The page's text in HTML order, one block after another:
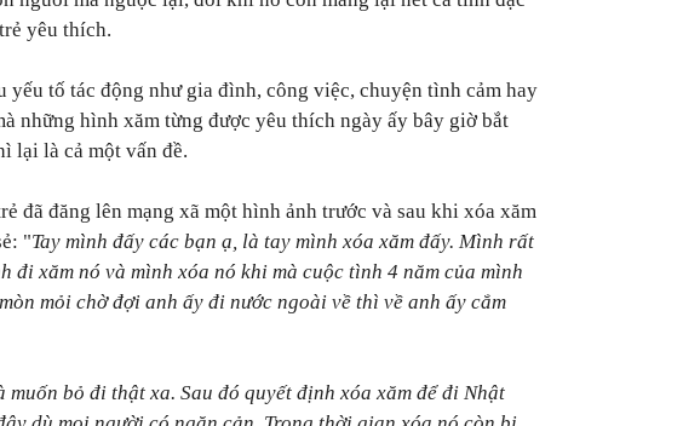
yêu thích.
yếu tố tác động như gia đình, công việc, chuyện tình cảm hay
những hình xăm từng được yêu thích ngày ấy bây giờ bắt
lại là cả một vấn đề.
đã đăng lên mạng xã một hình ảnh trước và sau khi xóa xăm
"Tay mình đấy các bạn ạ, là tay mình xóa xăm đấy. Mình rất
đi xăm nó và mình xóa nó khi mà cuộc tình 4 năm của mình
mỏi chờ đợi anh ấy đi nước ngoài về thì về anh ấy cắm
muốn bỏ đi thật xa. Sau đó quyết định xóa xăm để đi Nhật